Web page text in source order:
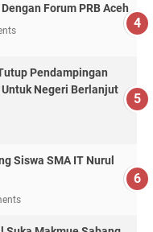
Forum PRB Aceh
Pendampingan
Untuk Negeri Berlanjut
Siswa SMA IT Nurul